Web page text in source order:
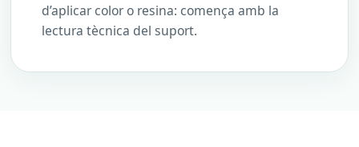
d’aplicar color o resina: comença amb la
lectura tècnica del suport.